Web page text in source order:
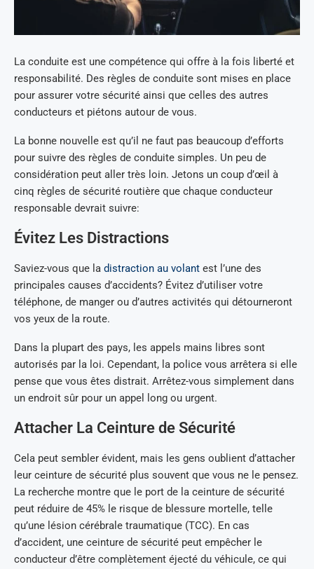
La conduite est une compétence qui offre à la fois liberté et
responsabilité. Des règles de conduite sont mises en place
pour assurer votre sécurité ainsi que celles des autres
conducteurs et piétons autour de vous.
La bonne nouvelle est qu’il ne faut pas beaucoup d’efforts
pour suivre des règles de conduite simples. Un peu de
considération peut aller très loin. Jetons un coup d’œil à
cinq règles de sécurité routière que chaque conducteur
responsable devrait suivre:
Évitez Les Distractions
Saviez-vous que la distraction au volant est l’une des
principales causes d’accidents? Évitez d’utiliser votre
téléphone, de manger ou d’autres activités qui détourneront
vos yeux de la route.
Dans la plupart des pays, les appels mains libres sont
autorisés par la loi. Cependant, la police vous arrêtera si elle
pense que vous êtes distrait. Arrêtez-vous simplement dans
un endroit sûr pour un appel long ou urgent.
Attacher La Ceinture de Sécurité
Cela peut sembler évident, mais les gens oublient d’attacher
leur ceinture de sécurité plus souvent que vous ne le pensez.
La recherche montre que le port de la ceinture de sécurité
peut réduire de 45% le risque de blessure mortelle, telle
qu’une lésion cérébrale traumatique (TCC). En cas
d’accident, une ceinture de sécurité peut empêcher le
conducteur d’être complètement éjecté du véhicule, ce qui